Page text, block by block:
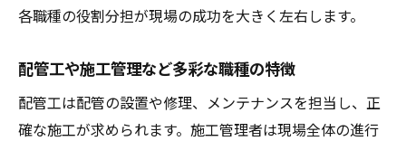
各職種の役割分担が現場の成功を大きく左右します。
配管工や施工管理など多彩な職種の特徴
配管工は配管の設置や修理、メンテナンスを担当し、正
確な施工が求められます。施工管理者は現場全体の進行